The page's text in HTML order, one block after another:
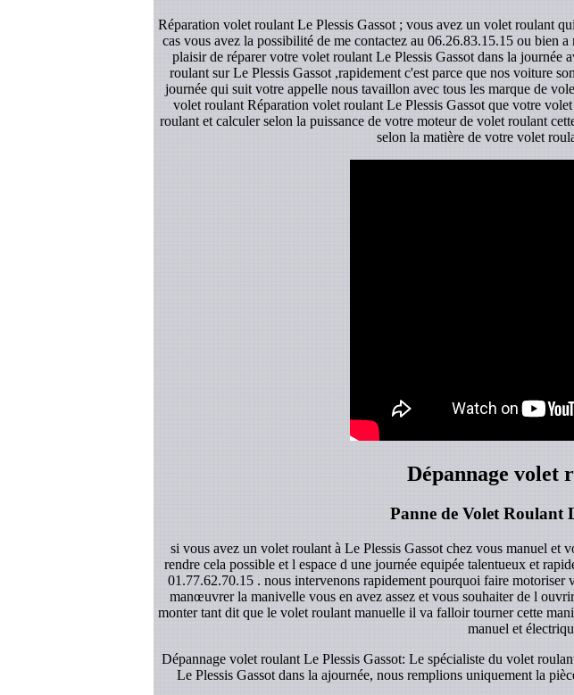
Réparation volet roulant Le Plessis Gassot ; vous avez un volet roulant
cas vous avez la possibilité de me contactez au 06.26.83.15.15 ou bien
plaisir de réparer votre volet roulant Le Plessis Gassot dans la journée
roulant sur Le Plessis Gassot ,rapidement c'est parce que nos voiture
journée qui suit votre appelle nous tavaillon avec tous les marque de
volet roulant Réparation volet roulant Le Plessis Gassot que votre
roulant et calculer selon la puissance de votre moteur de volet roulant
selon la matière de votre volet
Dépannage volet
Panne de Volet Roulant
si vous avez un volet roulant à Le Plessis Gassot chez vous manuel et
rendre cela possible et l espace d une journée equipée talentueux et
01.77.62.70.15 . nous intervenons rapidement pourquoi faire
manœuvrer la manivelle vous en avez assez et vous souhaiter de l
monter tant dit que le volet roulant manuelle il va falloir tourner cette
manuel et
Dépannage volet roulant Le Plessis Gassot: Le spécialiste du volet
Le Plessis Gassot dans la ajournée, nous remplions uniquement la